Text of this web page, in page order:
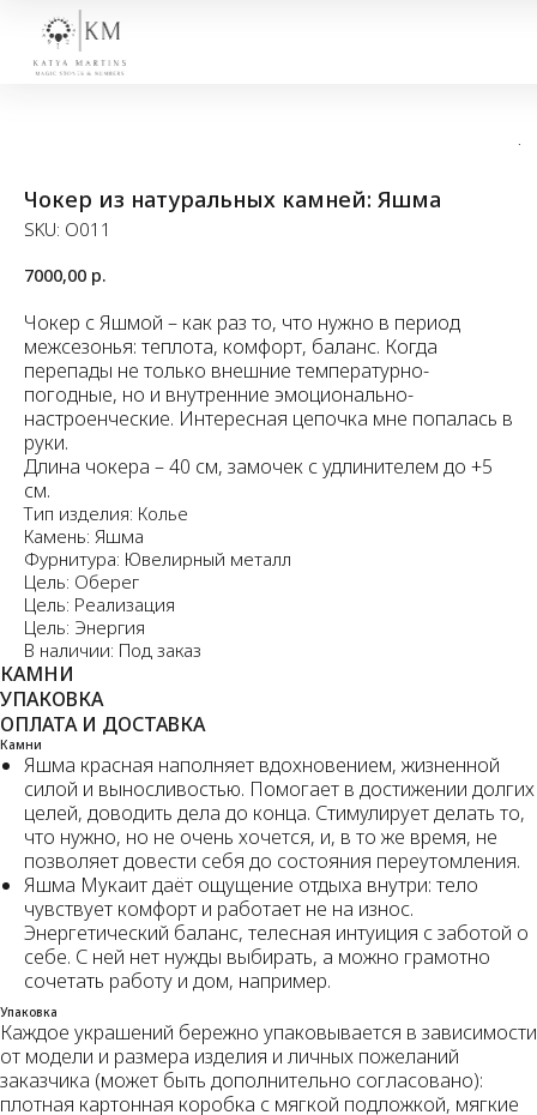
Чокер из натуральных камней: Яшма
SKU: O011
7000,00 р.
Чокер с Яшмой – как раз то, что нужно в период
межсезонья: теплота, комфорт, баланс. Когда
перепады не только внешние температурно-
погодные, но и внутренние эмоционально-
настроенческие. Интересная цепочка мне попалась в
руки.
Длина чокера – 40 см, замочек с удлинителем до +5
см.
Тип изделия: Колье
Камень: Яшма
Фурнитура: Ювелирный металл
Цель: Оберег
Цель: Реализация
Цель: Энергия
В наличии: Под заказ
КАМНИ
УПАКОВКА
ОПЛАТА И ДОСТАВКА
Камни
Яшма красная наполняет вдохновением, жизненной
силой и выносливостью. Помогает в достижении долгих
целей, доводить дела до конца. Стимулирует делать то,
что нужно, но не очень хочется, и, в то же время, не
позволяет довести себя до состояния переутомления.
Яшма Мукаит даёт ощущение отдыха внутри: тело
чувствует комфорт и работает не на износ.
Энергетический баланс, телесная интуиция с заботой о
себе. С ней нет нужды выбирать, а можно грамотно
сочетать работу и дом, например.
Упаковка
Каждое украшений бережно упаковывается в зависимости
от модели и размера изделия и личных пожеланий
заказчика (может быть дополнительно согласовано):
плотная картонная коробка с мягкой подложкой, мягкие